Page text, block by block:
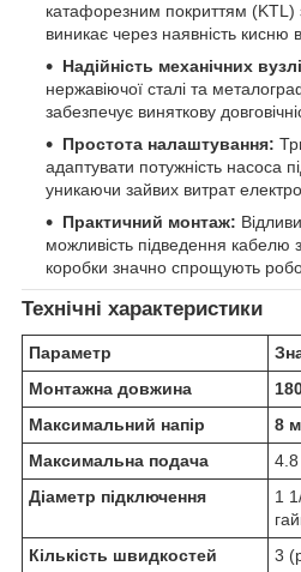
катафорезним покриттям (KTL)
виникає через наявність кисню
Надійність механічних
нержавіючої сталі та
забезпечує виняткову
Простота налаштування:
адаптувати потужність насоса
уникаючи зайвих витрат
Практичний монтаж:
можливість підведення кабелю
коробки значно спрощують
Технічні характеристики
Параметр
Монтажна довжина
Максимальний напір
8
Максимальна подача
4.8
Діаметр підключення
1
Кількість швидкостей
3